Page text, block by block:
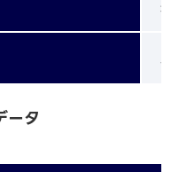
運
承
ータ